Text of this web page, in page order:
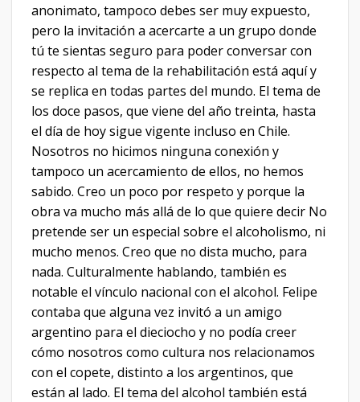
anonimato, tampoco debes ser muy expuesto,
pero la invitación a acercarte a un grupo donde
tú te sientas seguro para poder conversar con
respecto al tema de la rehabilitación está aquí y
se replica en todas partes del mundo. El tema de
los doce pasos, que viene del año treinta, hasta
el día de hoy sigue vigente incluso en Chile.
Nosotros no hicimos ninguna conexión y
tampoco un acercamiento de ellos, no hemos
sabido. Creo un poco por respeto y porque la
obra va mucho más allá de lo que quiere decir No
pretende ser un especial sobre el alcoholismo, ni
mucho menos. Creo que no dista mucho, para
nada. Culturalmente hablando, también es
notable el vínculo nacional con el alcohol. Felipe
contaba que alguna vez invitó a un amigo
argentino para el dieciocho y no podía creer
cómo nosotros como cultura nos relacionamos
con el copete, distinto a los argentinos, que
están al lado. El tema del alcohol también está